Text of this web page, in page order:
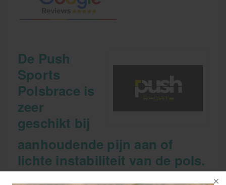
De Push
Sports
Polsbrace is
zeer
geschikt bij
aanhoudende pijn aan of
lichte instabiliteit van de pols.